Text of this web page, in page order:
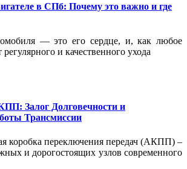
в СПб: Почему это важно и где
— это его сердце, и, как любое
регулярного и качественного ухода
Залог Долговечности и
Трансмиссии
коробка переключения передач (АКПП) –
и дорогостоящих узлов современного